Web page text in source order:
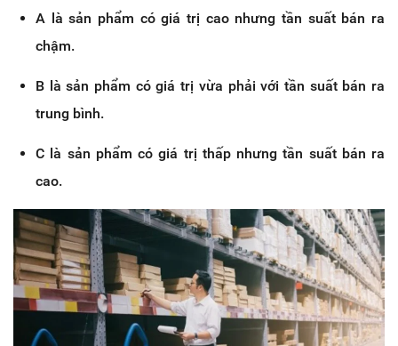
A là sản phẩm có giá trị cao nhưng tần suất bán ra
chậm.
B là sản phẩm có giá trị vừa phải với tần suất bán ra
trung bình.
C là sản phẩm có giá trị thấp nhưng tần suất bán ra
cao.